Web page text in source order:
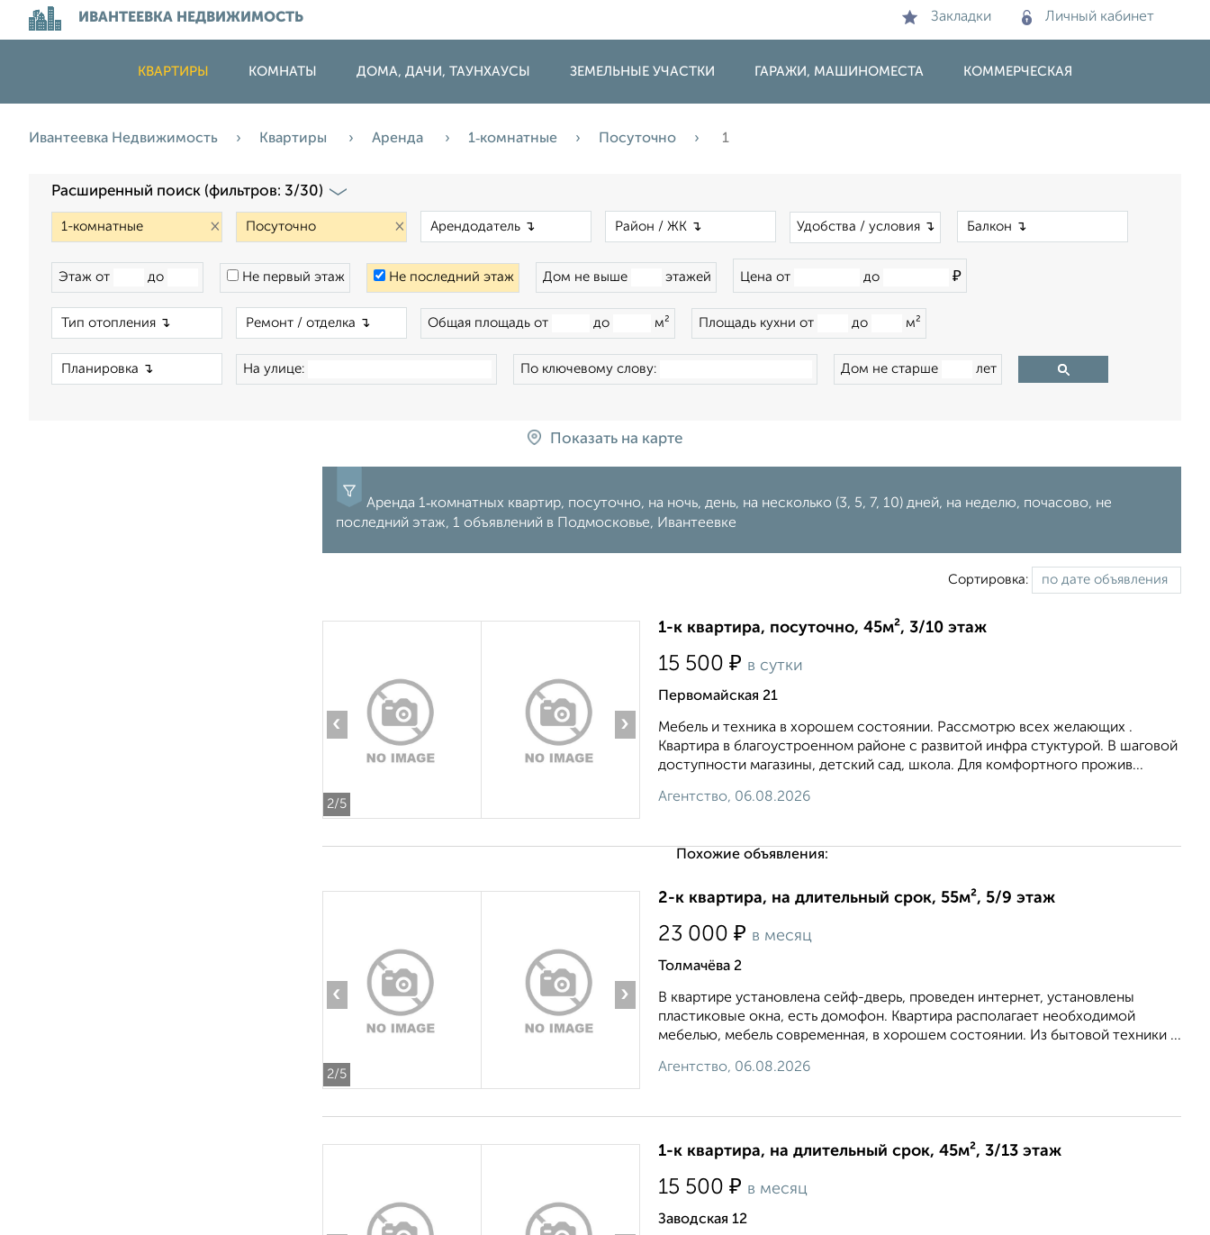
ИВАНТЕЕВКА НЕДВИЖИМОСТЬ Закладки Личный кабинет
КВАРТИРЫ КОМНАТЫ ДОМА, ДАЧИ, ТАУНХАУСЫ ЗЕМЕЛЬНЫЕ УЧАСТКИ ГАРАЖИ, МАШИНОМЕСТА КОММЕРЧЕСКАЯ
Ивантеевка Недвижимость Квартиры Аренда 1‑комнатные Посуточно 1
Расширенный поиск (фильтров: 3/30)
× × Удобства / условия ↴
Этаж от до Не первый этаж Не последний этаж Дом не выше этажей Цена от до ₽
Общая площадь от до м² Площадь кухни от до м²
На улице: По ключевому слову: Дом не старше лет
Показать на карте
Аренда 1‑комнатных квартир, посуточно, на ночь, день, на несколько (3, 5, 7, 10) дней, на неделю, почасово, не
последний этаж, 1 объявлений в Подмосковье, Ивантеевке
Сортировка:
2/5
‹ ›
1-к квартира, посуточно, 45м², 3/10 этаж
15 500 ₽ в сутки
Первомайская 21
Мебель и техника в хорошем состоянии. Рассмотрю всех желающих .
Квартира в благоустроенном районе с развитой инфра стуктурой. В шаговой
доступности магазины, детский сад, школа. Для комфортного прожив...
Агентство, 06.08.2026
Похожие объявления:
2/5
‹ ›
2-к квартира, на длительный срок, 55м², 5/9 этаж
23 000 ₽ в месяц
Толмачёва 2
В квартире установлена сейф-дверь, проведен интернет, установлены
пластиковые окна, есть домофон. Квартира располагает необходимой
мебелью, мебель современная, в хорошем состоянии. Из бытовой техники ...
Агентство, 06.08.2026
1-к квартира, на длительный срок, 45м², 3/13 этаж
15 500 ₽ в месяц
Заводская 12